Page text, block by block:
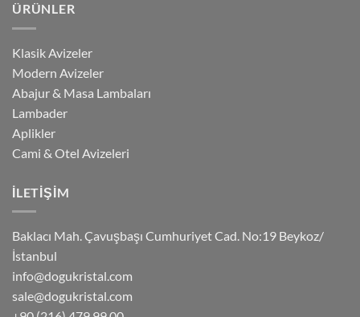
ÜRÜNLER
Klasik Avizeler
Modern Avizeler
Abajur & Masa Lambaları
Lambader
Aplikler
Cami & Otel Avizeleri
İLETIŞIM
Baklacı Mah. Çavuşbaşı Cumhuriyet Cad. No:19 Beykoz/
İstanbul
info@dogukristal.com
sale@dogukristal.com